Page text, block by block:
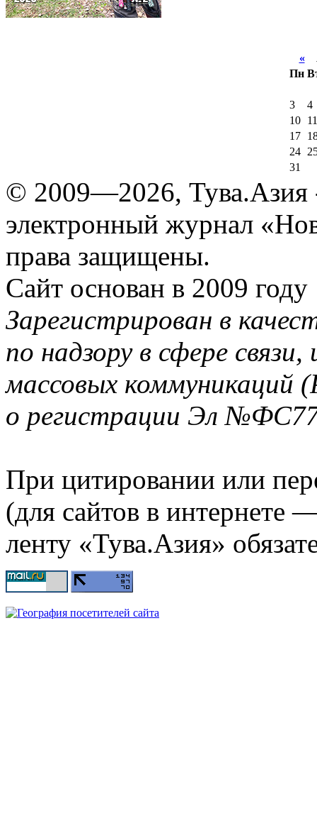
«
Пн
3
4
10
11
17
24
31
© 2009—2026, Тува.Азия
электронный журнал
права защищены.
Сайт основан в 2009 году
Зарегистрирован в
по надзору в сфере
массовых коммуникаций
о регистрации Эл
При цитировании или
(для сайтов в интернете
ленту «Тува.Азия»